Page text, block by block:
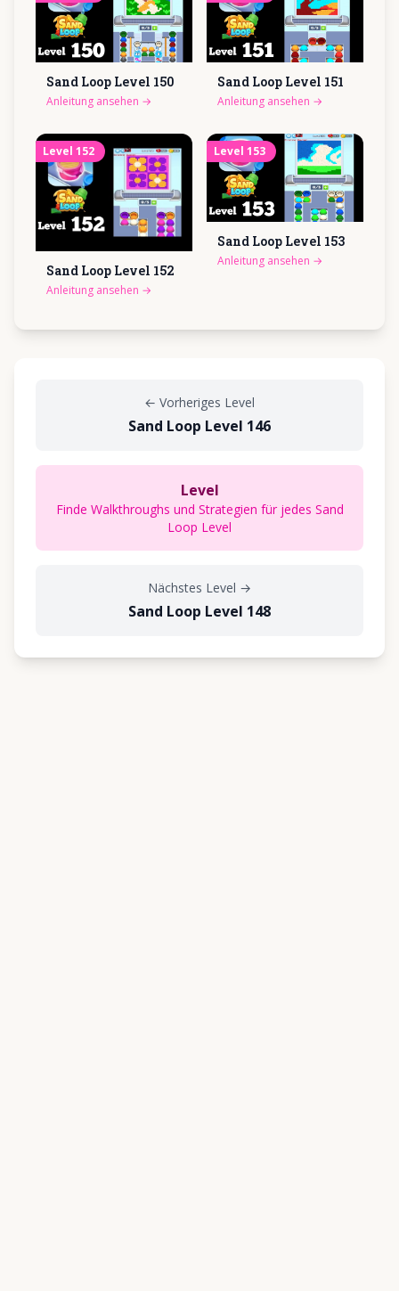
Sand Loop Level 150
Anleitung ansehen →
Sand Loop Level 151
Anleitung ansehen →
Level 152
Sand Loop Level 152
Anleitung ansehen →
Level 153
Sand Loop Level 153
Anleitung ansehen →
← Vorheriges Level
Sand Loop Level 146
Level
Finde Walkthroughs und Strategien für jedes Sand
Loop Level
Nächstes Level →
Sand Loop Level 148